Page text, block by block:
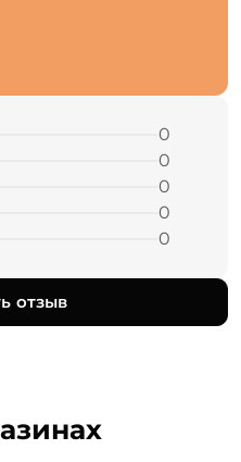
0
0
0
0
0
отзыв